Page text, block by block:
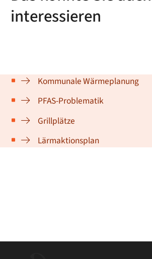
interessieren
Kommunale Wärmeplanung
PFAS-Problematik
Grillplätze
Lärmaktionsplan